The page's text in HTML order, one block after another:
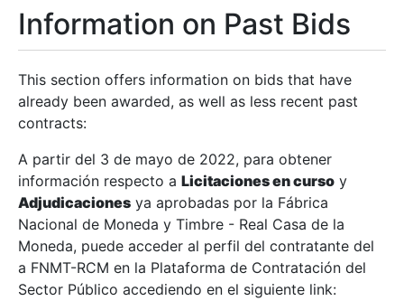
Show/Hide
Show/Hide
Information on Past Bids
This section offers information on bids that have
already been awarded, as well as less recent past
contracts:
A partir del 3 de mayo de 2022, para obtener
información respecto a Licitaciones en curso y
Adjudicaciones ya aprobadas por la Fábrica
Nacional de Moneda y Timbre - Real Casa de la
Moneda, puede acceder al perfil del contratante del
a FNMT-RCM en la Plataforma de Contratación del
Sector Público accediendo en el siguiente link: